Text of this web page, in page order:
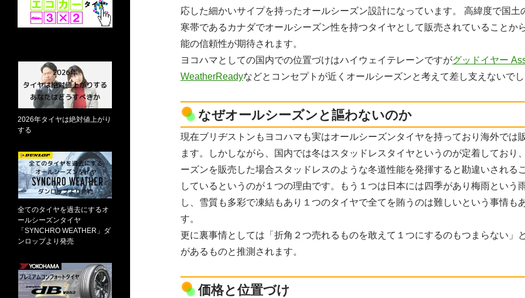
応した細かいサイプを持ったオールシーズン設計になっています。 高緯度で国土
寒帯であるカナダでオールシーズン性を持つタイヤとして販売されていることか
能の信頼性が期待されます。
ヨコハマとしての国内での位置づけはハイウェイテレーンですがグッドイヤー
WeatherReadyなどとコンセプトが近くオールシーズンと考えて差し支えないで
なぜオールシーズンと謳わないのか
現在ブリヂストンもヨコハマも実はオールシーズンタイヤを持っており海外では
ます。しかしながら、国内では冬はスタッドレスタイヤというのが定着しており
ーズンを販売した場合スタッドレスのような冬道性能を発揮すると勘違いされる
しているというのが１つの理由です。もう１つは日本には四季があり梅雨という
し、雪質も多彩で凍結もあり１つのタイヤで全てを賄うのは難しいという事情も
す。
更に裏事情としては「折角２つ売れるものを敢えて１つにするのもつまらない」
があるものと推測されます。
価格と位置づけ
2026年タイヤは絶対値上がり
する
全てのタイヤを過去にするオ
ールシーズンタイヤ
「SYNCHRO WEATHER」ダ
ンロップより発売